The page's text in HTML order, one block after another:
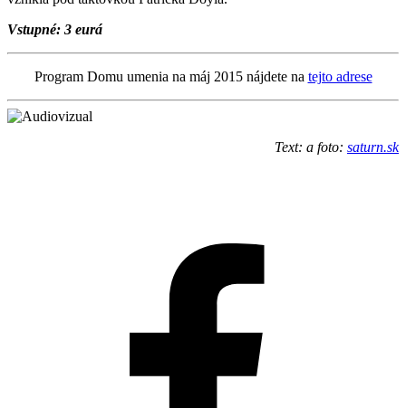
Vstupné: 3 eurá
Program Domu umenia na máj 2015 nájdete na tejto adrese
Text: a foto: saturn.sk